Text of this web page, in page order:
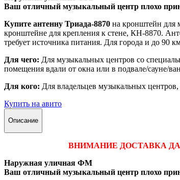
Ваш отличный музыкальный центр плохо
Купите антенну Триада-8870 на кронштейн для
кронштейне для крепления к стене, КН-8870.
требует источника питания. Для города и до 90
Для чего: Для музыкальных центров со
помещения вдали от окна или в подвале/сауне/
Для кого: Для владельцев музыкальных
Купить на авито
Описание
ВНИМАНИЕ ДОСТАВКА
Наружная уличная ФМ
Ваш отличный музыкальный центр плохо